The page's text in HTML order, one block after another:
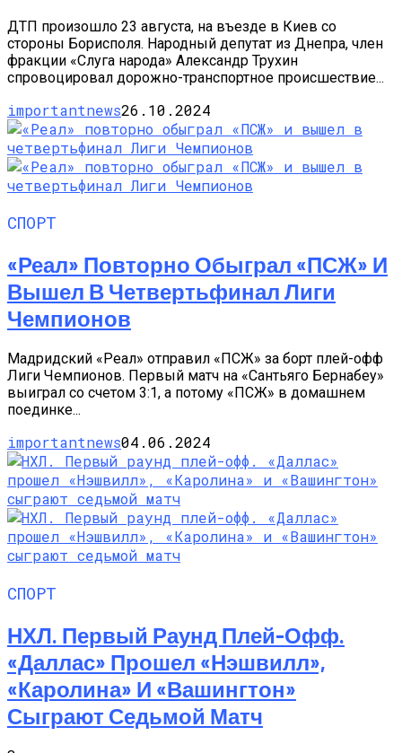
ДТП произошло 23 августа, на въезде в Киев со
стороны Борисполя. Народный депутат из Днепра, член
фракции «Слуга народа» Александр Трухин
спровоцировал дорожно-транспортное происшествие...
importantnews26.10.2024
СПОРТ
«Реал» Повторно Обыграл «ПСЖ» И
Вышел В Четвертьфинал Лиги
Чемпионов
Мадридский «Реал» отправил «ПСЖ» за борт плей-офф
Лиги Чемпионов. Первый матч на «Сантьяго Бернабеу»
выиграл со счетом 3:1, а потому «ПСЖ» в домашнем
поединке...
importantnews04.06.2024
СПОРТ
НХЛ. Первый Раунд Плей-Офф.
«Даллас» Прошел «Нэшвилл»,
«Каролина» И «Вашингтон»
Сыграют Седьмой Матч